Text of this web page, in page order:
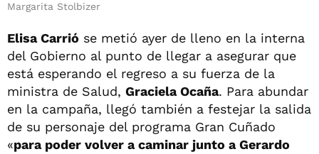
Margarita Stolbizer
Elisa Carrió se metió ayer de lleno en la interna
del Gobierno al punto de llegar a asegurar que
está esperando el regreso a su fuerza de la
ministra de Salud, Graciela Ocaña. Para abundar
en la campaña, llegó también a festejar la salida
de su personaje del programa Gran Cuñado
«para poder volver a caminar junto a Gerardo